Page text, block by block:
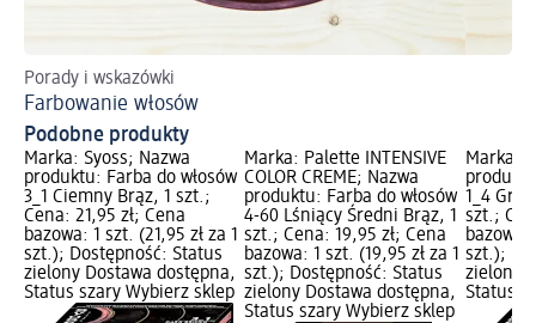
Porady i wskazówki
Farbowanie włosów
Podobne produkty
Marka: Syoss; Nazwa
produktu: Farba do włosów
3_1 Ciemny Brąz, 1 szt.;
Cena: 21,95 zł; Cena
bazowa: 1 szt. (21,95 zł za 1
szt.); Dostępność: Status
zielony Dostawa dostępna,
Status szary Wybierz sklep
Marka: Palette INTENSIVE
COLOR CREME; Nazwa
produktu: Farba do włosów
4-60 Lśniący Średni Brąz, 1
szt.; Cena: 19,95 zł; Cena
bazowa: 1 szt. (19,95 zł za 1
szt.); Dostępność: Status
zielony Dostawa dostępna,
Status szary Wybierz sklep
Marka:
1_4
szt.;
bazowa:
szt.);
zielony
Status